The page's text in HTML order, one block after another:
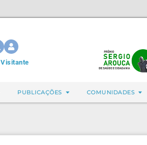
Visitante
PUBLICAÇÕES COMUNIDADES